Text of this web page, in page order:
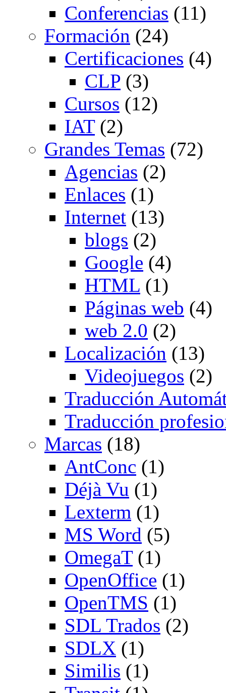
Conferencias (11)
Formación (24)
Certificaciones (4)
CLP (3)
Cursos (12)
IAT(2)
Grandes Temas (72)
Agencias (2)
Enlaces (1)
Internet (13)
blogs (2)
Google (4)
HTML (1)
Páginas web (4)
web 2.0 (2)
Localización (13)
Videojuegos (2)
Traducción
Traducción
Marcas (18)
AntConc (1)
Déjà Vu (1)
Lexterm (1)
MS Word (5)
OmegaT(1)
OpenOffice (1)
OpenTMS (1)
SDL Trados (2)
SDLX (1)
Similis (1)